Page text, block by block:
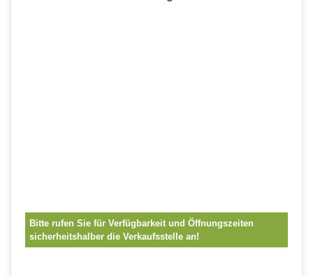
Bitte rufen Sie für Verfügbarkeit und Öffnungszeiten
sicherheitshalber die Verkaufsstelle an!